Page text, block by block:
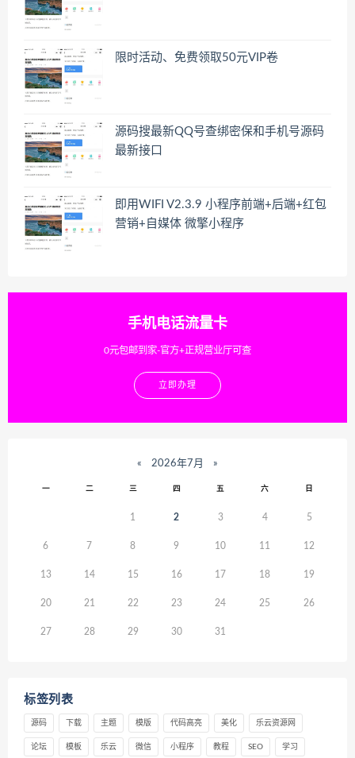
限时活动、免费领取50元VIP卷
源码搜最新QQ号查绑密保和手机号源码
最新接口
即用WIFI V2.3.9 小程序前端+后端+红包
营销+自媒体 微擎小程序
手机电话流量卡
0元包邮到家-官方+正规营业厅可查
立即办理
« 2026年7月 »
一 二 三 四 五 六 日
1 2 3 4 5
6 7 8 9 10 11 12
13 14 15 16 17 18 19
20 21 22 23 24 25 26
27 28 29 30 31
标签列表
源码 下载 主题 模版 代码高亮 美化 乐云资源网
论坛 模板 乐云 微信 小程序 教程 SEO 学习